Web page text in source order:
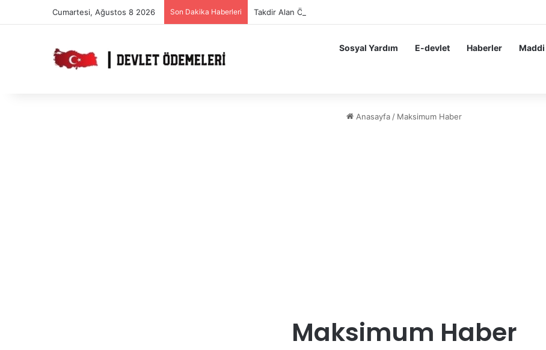
Cumartesi, Ağustos 8 2026 Son Dakika Haberleri Takdir Alan Öğrencilere Karne Parası Başvurusu Nasıl Yapılır?
Sosyal Yardım E-devlet Haberler Maddi
Anasayfa / Maksimum Haber
Maksimum Haber